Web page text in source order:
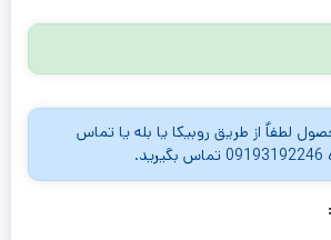
لطفاٌ از طریق روبیکا یا بله یا تماس